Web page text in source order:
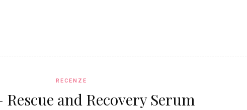
RECENZE
and Recovery Serum